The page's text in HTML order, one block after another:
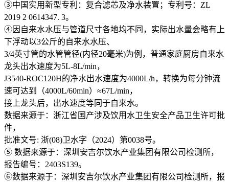
③中国实用新型专利：复合滤芯及净水装置；专利号：ZL
2019 2 0614347. 3。
④因自来水水压与管道尺寸各地均不同，实际出水量会略有上
下浮动以3公斤的自来水水压、
3/4英寸管的水管管径(内径20毫米)为例，普通家庭厨房自来水
龙头出水速度为5L-8L/min，
J3540-ROC120H的净水出水速度为4000L/h，转换为每分钟流
速可达到（4000L/60min）≈67L/min，
接上龙头后，出水速度等同于自来水。
数据来源于：浙江省国产涉及饮用水卫生安全产品卫生许可批
件，
批准文号: 浙(08)卫水字（2024）第0038号。
⑤ 数据来源于：深圳安吉尔饮水产业集团有限公司检测所，
报告编号：2403S139。
⑥数据来源于：深圳安吉尔饮水产业集团有限公司检测所，报